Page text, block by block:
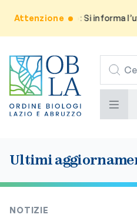
AttenzioneAvviso: Si informa
CERCA
Ultimi
NOTIZIE